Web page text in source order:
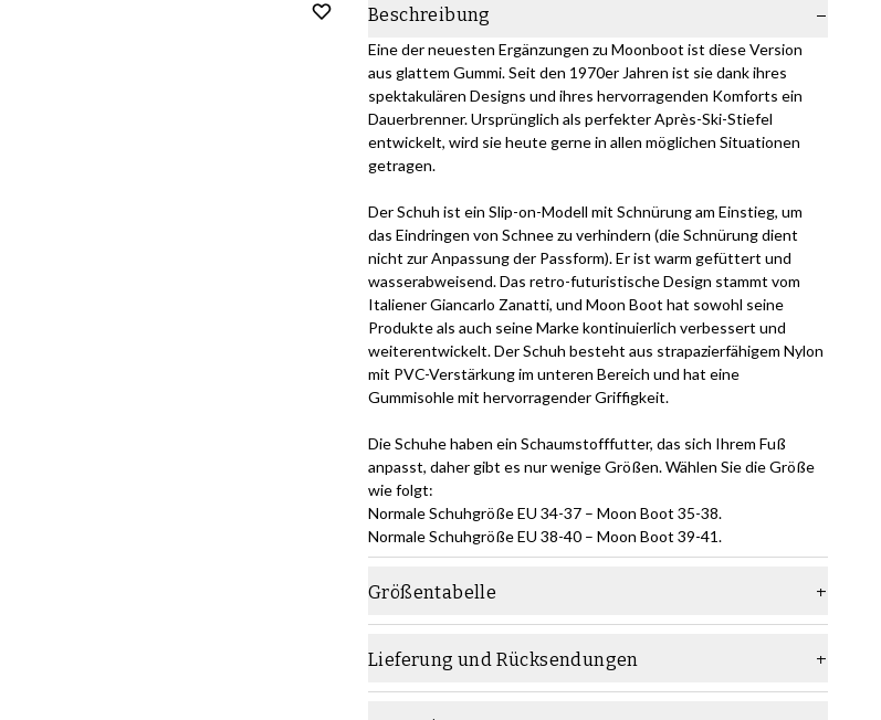
Beschreibung
Eine der neuesten Ergänzungen zu Moonboot ist diese Version
aus glattem Gummi. Seit den 1970er Jahren ist sie dank ihres
spektakulären Designs und ihres hervorragenden Komforts ein
Dauerbrenner. Ursprünglich als perfekter Après-Ski-Stiefel
entwickelt, wird sie heute gerne in allen möglichen Situationen
getragen.
Der Schuh ist ein Slip-on-Modell mit Schnürung am Einstieg, um
das Eindringen von Schnee zu verhindern (die Schnürung dient
nicht zur Anpassung der Passform). Er ist warm gefüttert und
wasserabweisend. Das retro-futuristische Design stammt vom
Italiener Giancarlo Zanatti, und Moon Boot hat sowohl seine
Produkte als auch seine Marke kontinuierlich verbessert und
weiterentwickelt. Der Schuh besteht aus strapazierfähigem Nylon
mit PVC-Verstärkung im unteren Bereich und hat eine
Gummisohle mit hervorragender Griffigkeit.
Die Schuhe haben ein Schaumstofffutter, das sich Ihrem Fuß
anpasst, daher gibt es nur wenige Größen. Wählen Sie die Größe
wie folgt:
Normale Schuhgröße EU 34-37 – Moon Boot 35-38.
Normale Schuhgröße EU 38-40 – Moon Boot 39-41.
Größentabelle
Lieferung und Rücksendungen